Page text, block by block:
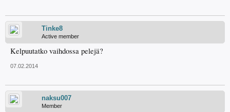
Tinke8
Active member
Kelpuutatko vaihdossa pelejä?
07.02.2014
naksu007
Member